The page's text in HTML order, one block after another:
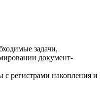
задачи,
документ-
с регистрами накопления и